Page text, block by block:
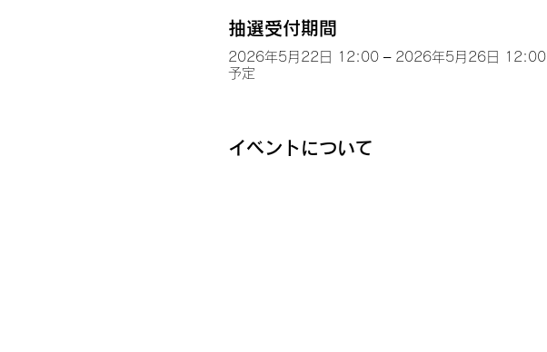
抽選受付期間
2026年5月22日 12:00 – 2026年5月26日 12:00
予定
イベントについて